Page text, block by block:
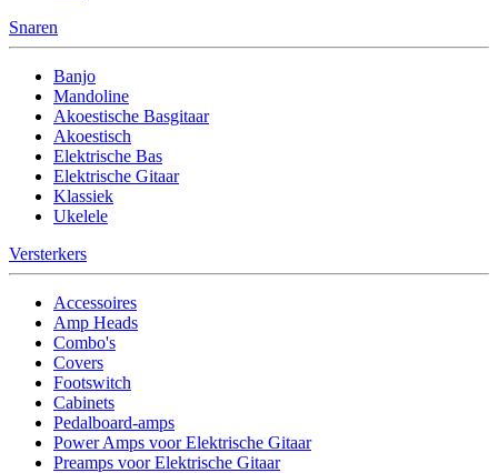
Snaren
Banjo
Mandoline
Akoestische Basgitaar
Akoestisch
Elektrische Bas
Elektrische Gitaar
Klassiek
Ukelele
Versterkers
Accessoires
Amp Heads
Combo's
Covers
Footswitch
Cabinets
Pedalboard-amps
Power Amps voor Elektrische Gitaar
Preamps voor Elektrische Gitaar